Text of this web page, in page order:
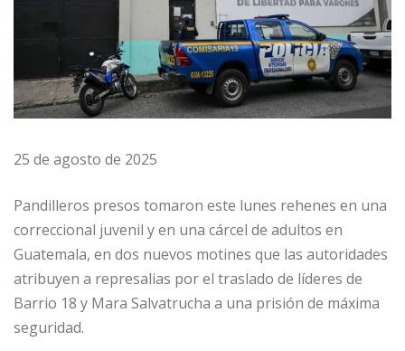
25 de agosto de 2025
Pandilleros presos tomaron este lunes rehenes en una
correccional juvenil y en una cárcel de adultos en
Guatemala, en dos nuevos motines que las autoridades
atribuyen a represalias por el traslado de líderes de
Barrio 18 y Mara Salvatrucha a una prisión de máxima
seguridad.